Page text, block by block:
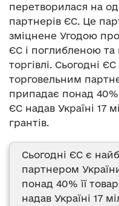
перетворилася на
партнерів ЄС. Це
зміцнене Угодою
ЄС і поглибленою
торгівлі. Сьогодні
торговельним
припадає понад 40%
ЄС надав Україні 17
грантів.
Сьогодні ЄС є
партнером
понад 40% її
надав Україні 17